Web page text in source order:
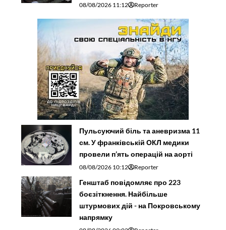
08/08/2026 11:12 Reporter
Пульсуючий біль та аневризма 11
см. У франківській ОКЛ медики
провели п’ять операцій на аорті
08/08/2026 10:12 Reporter
Генштаб повідомляє про 223
боєзіткнення. Найбільше
штурмових дій - на Покровському
напрямку